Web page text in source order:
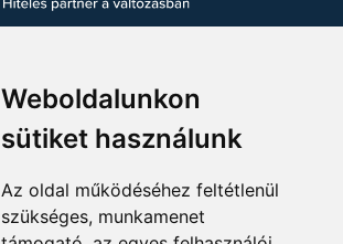
Weboldalunkon
sütiket használunk
Az oldal működéséhez feltétlenül
szükséges, munkamenet